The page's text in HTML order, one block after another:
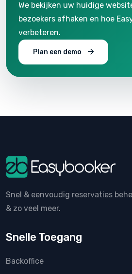
We bekijken uw huidige
bezoekers afhaken en hoe
verbeteren.
Plan een demo
Snel & eenvoudig reservaties
& zo veel meer.
Snelle Toegang
Backoffice